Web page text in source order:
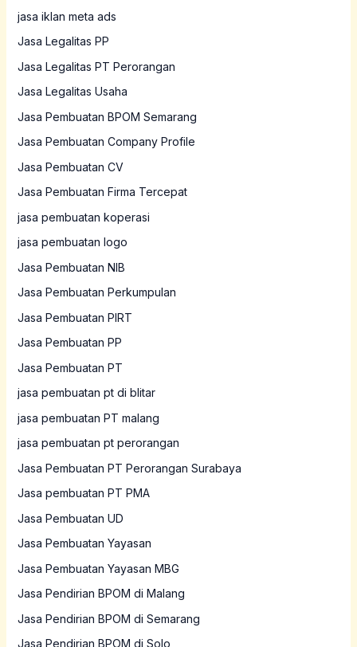
jasa iklan meta ads
Jasa Legalitas PP
Jasa Legalitas PT Perorangan
Jasa Legalitas Usaha
Jasa Pembuatan BPOM Semarang
Jasa Pembuatan Company Profile
Jasa Pembuatan CV
Jasa Pembuatan Firma Tercepat
jasa pembuatan koperasi
jasa pembuatan logo
Jasa Pembuatan NIB
Jasa Pembuatan Perkumpulan
Jasa Pembuatan PIRT
Jasa Pembuatan PP
Jasa Pembuatan PT
jasa pembuatan pt di blitar
jasa pembuatan PT malang
jasa pembuatan pt perorangan
Jasa Pembuatan PT Perorangan Surabaya
Jasa pembuatan PT PMA
Jasa Pembuatan UD
Jasa Pembuatan Yayasan
Jasa Pembuatan Yayasan MBG
Jasa Pendirian BPOM di Malang
Jasa Pendirian BPOM di Semarang
Jasa Pendirian BPOM di Solo